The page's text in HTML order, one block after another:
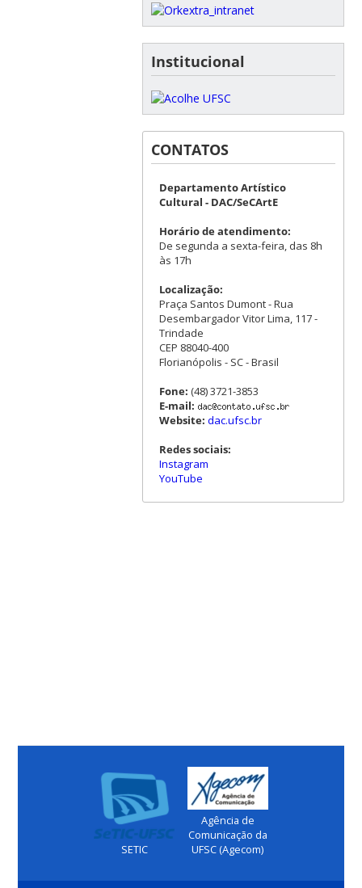
Institucional
CONTATOS
Departamento Artístico
Cultural - DAC/SeCArtE
Horário de atendimento:
De segunda a sexta-feira, das 8h
às 17h
Localização:
Praça Santos Dumont - Rua
Desembargador Vitor Lima, 117 -
Trindade
CEP 88040-400
Florianópolis - SC - Brasil
Fone: (48) 3721-3853
E-mail:
Website: dac.ufsc.br
Redes sociais:
Instagram
YouTube
SETIC
Agência de
Comunicação da
UFSC (Agecom)